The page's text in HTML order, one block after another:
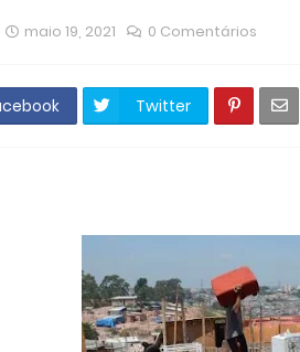
maio 19, 2021 0 Comentários
Twitter